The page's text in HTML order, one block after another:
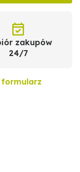
zakupów
24/7
formularz